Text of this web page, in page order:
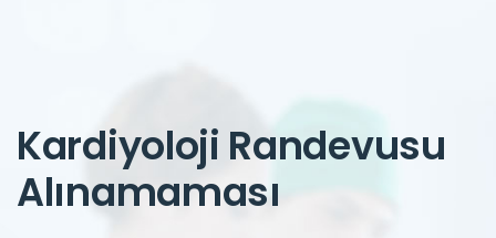
Kardiyoloji Randevusu
Alınamaması